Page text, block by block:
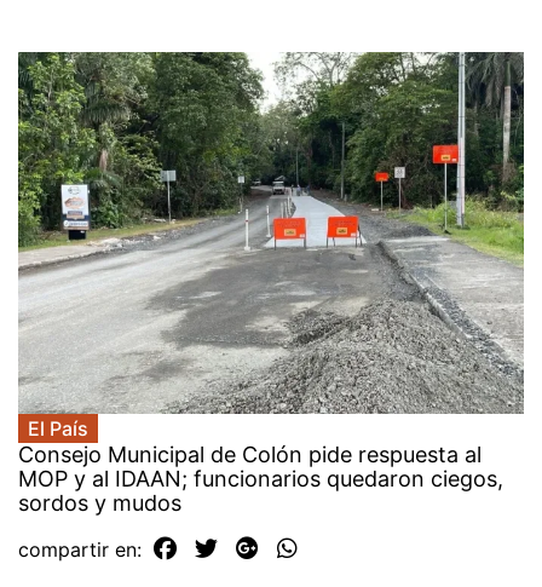
El País
Consejo Municipal de Colón pide respuesta al
MOP y al IDAAN; funcionarios quedaron ciegos,
sordos y mudos
compartir en: